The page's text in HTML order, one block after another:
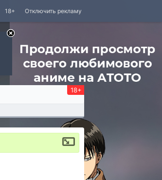
Отключить рекламу
18+
18+